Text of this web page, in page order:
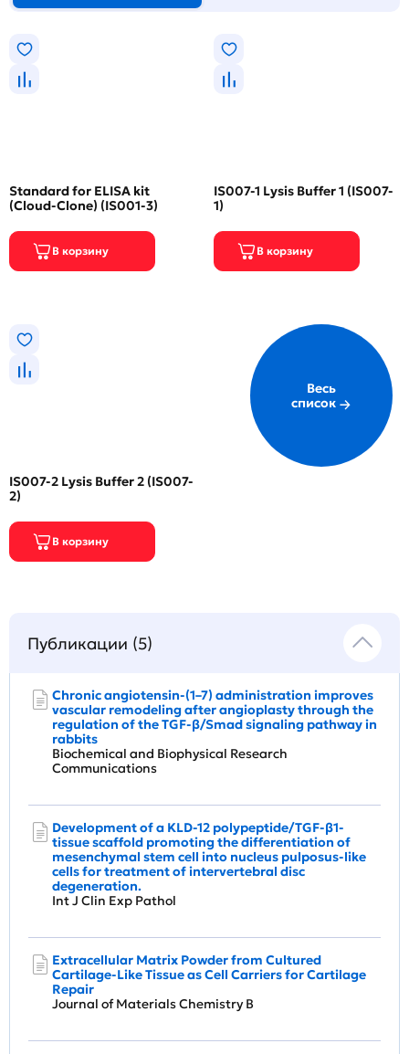
Standard for ELISA kit
(Cloud-Clone) (IS001-3)
IS007-1 Lysis Buffer 1 (IS007-
1)
IS007-2 Lysis Buffer 2 (IS007-
2)
Весь
список
Публикации (5)
Chronic angiotensin-(1–7) administration improves
vascular remodeling after angioplasty through the
regulation of the TGF-β/Smad signaling pathway in
rabbits
Biochemical and Biophysical Research
Communications
Development of a KLD-12 polypeptide/TGF-β1-
tissue scaffold promoting the differentiation of
mesenchymal stem cell into nucleus pulposus-like
cells for treatment of intervertebral disc
degeneration.
Int J Clin Exp Pathol
Extracellular Matrix Powder from Cultured
Cartilage-Like Tissue as Cell Carriers for Cartilage
Repair
Journal of Materials Chemistry B